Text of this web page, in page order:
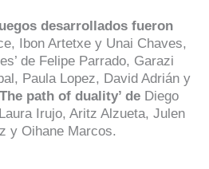
desarrollados fueron
Ibon Artetxe y Unai Chaves,
de Felipe Parrado, Garazi
Paula Lopez, David Adrián y
path of duality’ de Diego
Irujo, Aritz Alzueta, Julen
y Oihane Marcos.